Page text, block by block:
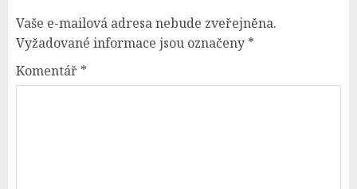
Vaše e-mailová adresa nebude zveřejněna.
Vyžadované informace jsou označeny *
Komentář *